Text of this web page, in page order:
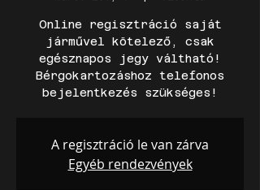
Online regisztráció saját
járművel kötelező, csak
egésznapos jegy váltható!
Bérgokartozáshoz telefonos
A regisztráció le van zárva
Egyéb rendezvények